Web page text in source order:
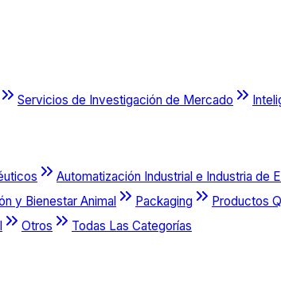
Servicios de Investigación de Mercado
Automatización Industrial e Industria de
y Bienestar Animal Packaging Productos
Otros
Todas Las Categorías